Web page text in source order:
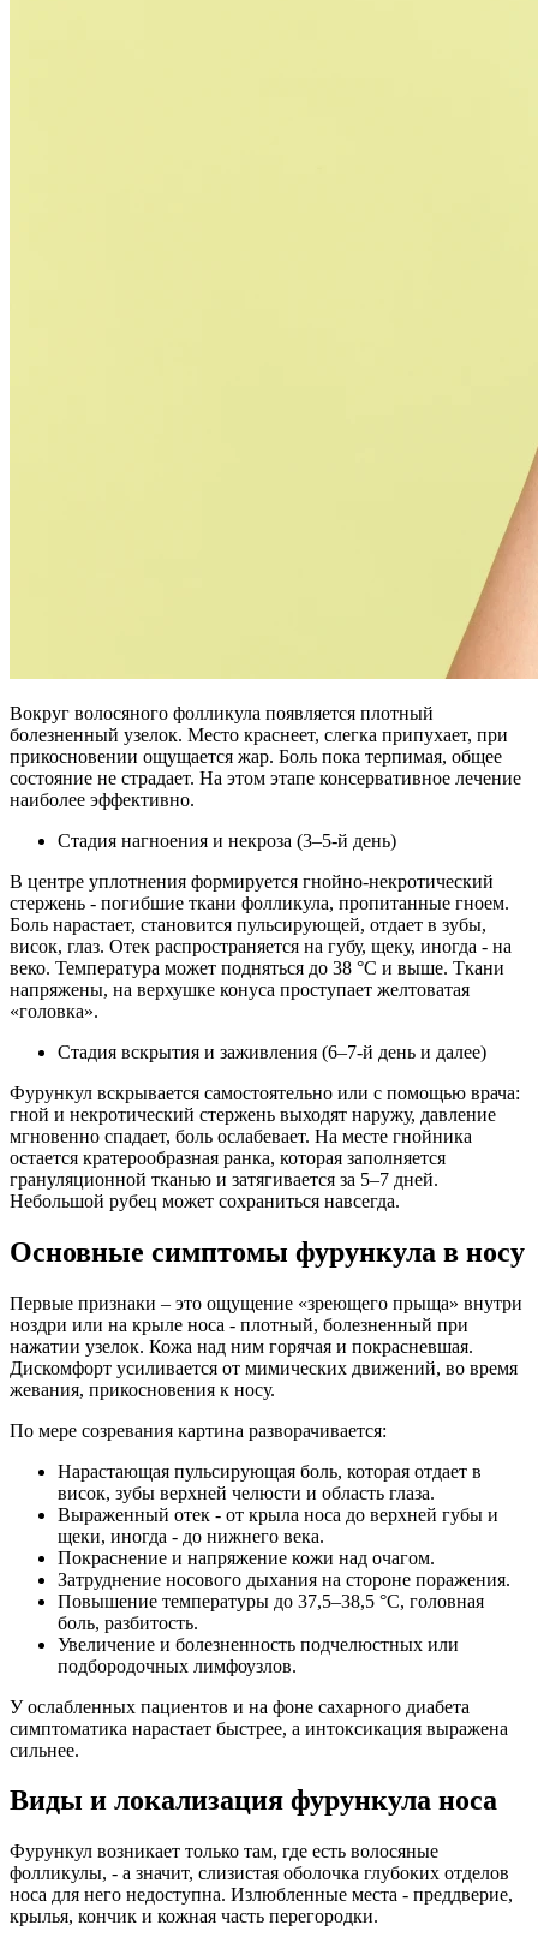
Вокруг волосяного фолликула появляется плотный
болезненный узелок. Место краснеет, слегка припухает, при
прикосновении ощущается жар. Боль пока терпимая, общее
состояние не страдает. На этом этапе консервативное лечение
наиболее эффективно.
Стадия нагноения и некроза (3–5-й день)
В центре уплотнения формируется гнойно-некротический
стержень - погибшие ткани фолликула, пропитанные гноем.
Боль нарастает, становится пульсирующей, отдает в зубы,
висок, глаз. Отек распространяется на губу, щеку, иногда - на
веко. Температура может подняться до 38 °C и выше. Ткани
напряжены, на верхушке конуса проступает желтоватая
«головка».
Стадия вскрытия и заживления (6–7-й день и далее)
Фурункул вскрывается самостоятельно или с помощью врача:
гной и некротический стержень выходят наружу, давление
мгновенно спадает, боль ослабевает. На месте гнойника
остается кратерообразная ранка, которая заполняется
грануляционной тканью и затягивается за 5–7 дней.
Небольшой рубец может сохраниться навсегда.
Основные симптомы фурункула в носу
Первые признаки – это ощущение «зреющего прыща» внутри
ноздри или на крыле носа - плотный, болезненный при
нажатии узелок. Кожа над ним горячая и покрасневшая.
Дискомфорт усиливается от мимических движений, во время
жевания, прикосновения к носу.
По мере созревания картина разворачивается:
Нарастающая пульсирующая боль, которая отдает в
висок, зубы верхней челюсти и область глаза.
Выраженный отек - от крыла носа до верхней губы и
щеки, иногда - до нижнего века.
Покраснение и напряжение кожи над очагом.
Затруднение носового дыхания на стороне поражения.
Повышение температуры до 37,5–38,5 °C, головная
боль, разбитость.
Увеличение и болезненность подчелюстных или
подбородочных лимфоузлов.
У ослабленных пациентов и на фоне сахарного диабета
симптоматика нарастает быстрее, а интоксикация выражена
сильнее.
Виды и локализация фурункула носа
Фурункул возникает только там, где есть волосяные
фолликулы, - а значит, слизистая оболочка глубоких отделов
носа для него недоступна. Излюбленные места - преддверие,
крылья, кончик и кожная часть перегородки.